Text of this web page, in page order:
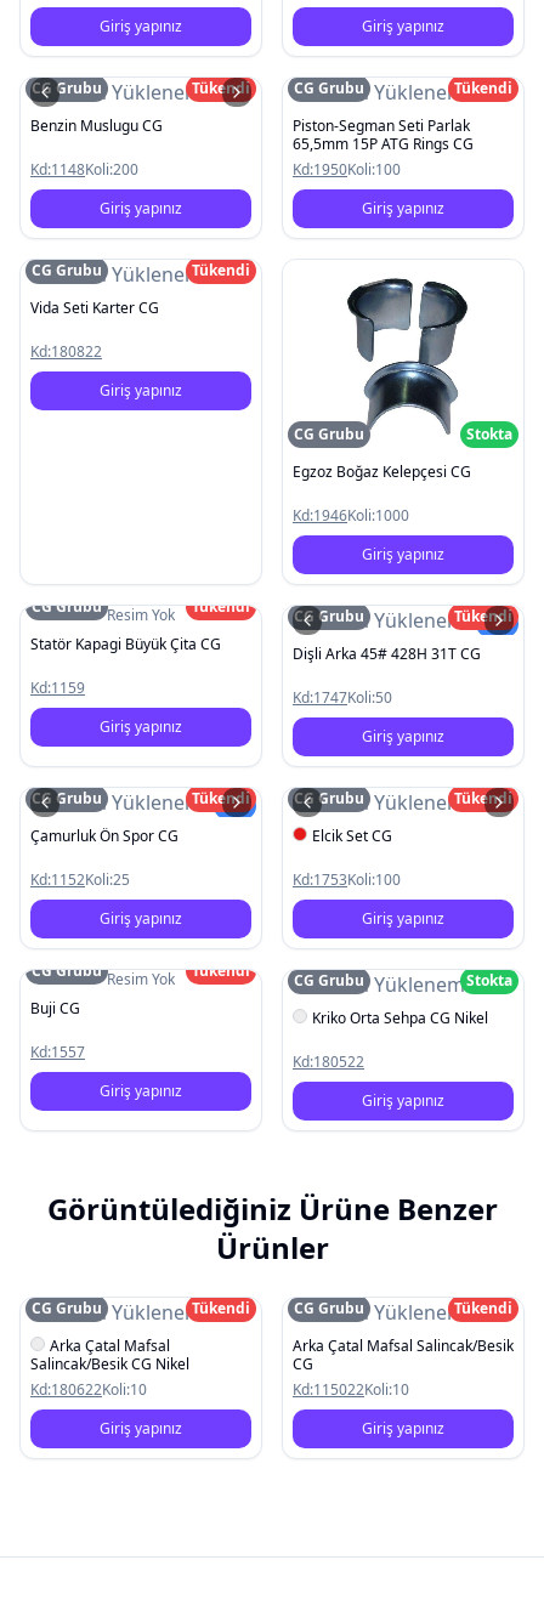
Giriş yapınız Giriş yapınız
Resim Yüklenemedi
CG Grubu
Tükendi
Benzin Muslugu CG
Kd:1148Koli:200
Giriş yapınız
Resim Yüklenemedi
CG Grubu
Tükendi
Piston-Segman Seti Parlak
65,5mm 15P ATG Rings CG
Kd:1950Koli:100
Giriş yapınız
Resim Yüklenemedi
CG Grubu
Tükendi
Vida Seti Karter CG
Kd:180822
Giriş yapınız
CG Grubu
Stokta
Egzoz Boğaz Kelepçesi CG
Kd:1946Koli:1000
Giriş yapınız
Resim Yok
CG Grubu
Tükendi
Statör Kapagi Büyük Çita CG
Kd:1159
Giriş yapınız
Resim YüklenemediYeni
CG Grubu
Tükendi
Dişli Arka 45# 428H 31T CG
Kd:1747Koli:50
Giriş yapınız
Resim YüklenemediYeni
CG Grubu
Tükendi
Çamurluk Ön Spor CG
Kd:1152Koli:25
Giriş yapınız
Resim Yüklenemedi
CG Grubu
Tükendi
Elcik Set CG
Kd:1753Koli:100
Giriş yapınız
Resim Yok
CG Grubu
Tükendi
Buji CG
Kd:1557
Giriş yapınız
Resim Yüklenemedi
CG Grubu
Stokta
Kriko Orta Sehpa CG Nikel
Kd:180522
Giriş yapınız
Görüntülediğiniz Ürüne Benzer
Ürünler
Resim Yüklenemedi
CG Grubu
Tükendi
Arka Çatal Mafsal
Salincak/Besik CG Nikel
Kd:180622Koli:10
Giriş yapınız
Resim Yüklenemedi
CG Grubu
Tükendi
Arka Çatal Mafsal Salincak/Besik
CG
Kd:115022Koli:10
Giriş yapınız